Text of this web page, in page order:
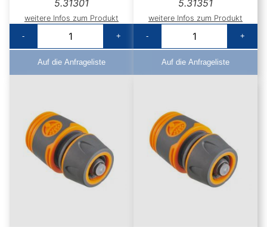
5.31301
weitere Infos zum Produkt
-
+
Auf die Anfrageliste
5.31351
weitere Infos zum Produkt
-
+
Auf die Anfrageliste